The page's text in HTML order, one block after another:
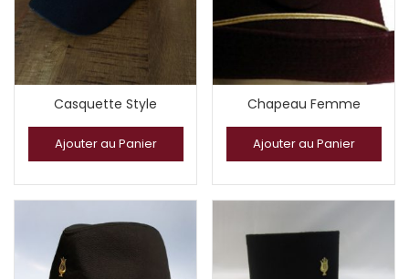
Casquette Style
Ajouter au Panier
Chapeau Femme
Ajouter au Panier